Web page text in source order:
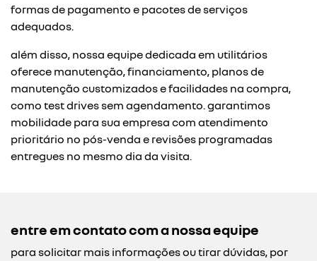
formas de pagamento e pacotes de serviços
adequados.
além disso, nossa equipe dedicada em utilitários
oferece manutenção, financiamento, planos de
manutenção customizados e facilidades na compra,
como test drives sem agendamento. garantimos
mobilidade para sua empresa com atendimento
prioritário no pós-venda e revisões programadas
entregues no mesmo dia da visita.
entre em contato com a nossa equipe
para solicitar mais informações ou tirar dúvidas, por